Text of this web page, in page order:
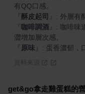
酥皮起司
咖啡調酒
: 咖啡味
原味 : 蛋香濃郁，
get&go拿走雞蛋糕的